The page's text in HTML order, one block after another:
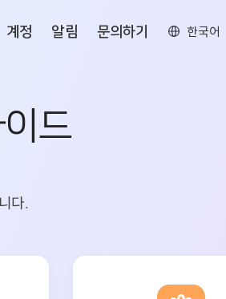
계정 알림 문의하기 한국어
드
다.